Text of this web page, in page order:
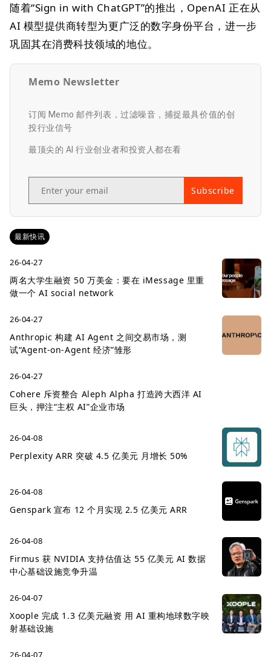
随着“Sign in with ChatGPT”的推出，OpenAI 正在从
AI 模型提供商转型为更广泛的数字身份平台，进一步
巩固其在消费科技领域的地位。
Memo Newsletter
订阅 Memo 邮件列表，过滤噪音，捕捉最具价值的创
投行业信号
最顶尖的 AI 行业创业者和投资人都在看
Subscribe
最新快讯
26-04-27
两名大学生融资 50 万美金：要在 iMessage 里重
做一个 AI social network
26-04-27
Anthropic 构建 AI Agent 之间交易市场，测
试“Agent-on-Agent 经济”雏形
26-04-27
Cohere 斥资整合 Aleph Alpha 打造跨大西洋 AI
巨头，押注“主权 AI”企业市场
26-04-08
Perplexity ARR 突破 4.5 亿美元 月增长 50%
26-04-08
Genspark 宣布 12 个月实现 2.5 亿美元 ARR
26-04-08
Firmus 获 NVIDIA 支持估值达 55 亿美元 AI 数据
中心基础设施竞争升温
26-04-07
Xoople 完成 1.3 亿美元融资 用 AI 重构地球数字映
射基础设施
26-04-07